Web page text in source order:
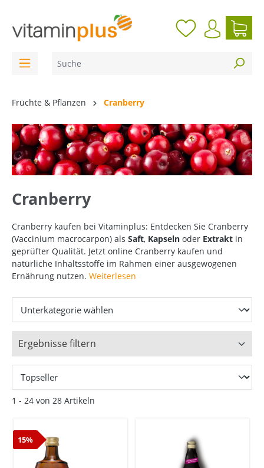
Früchte & Pflanzen Cranberry
Cranberry
Cranberry kaufen bei Vitaminplus: Entdecken Sie Cranberry
(Vaccinium macrocarpon) als Saft, Kapseln oder Extrakt in
geprüfter Qualität. Jetzt online Cranberry kaufen und
natürliche Inhaltsstoffe im Rahmen einer ausgewogenen
Ernährung nutzen. Weiterlesen
Ergebnisse filtern
1 - 24 von 28 Artikeln
15%